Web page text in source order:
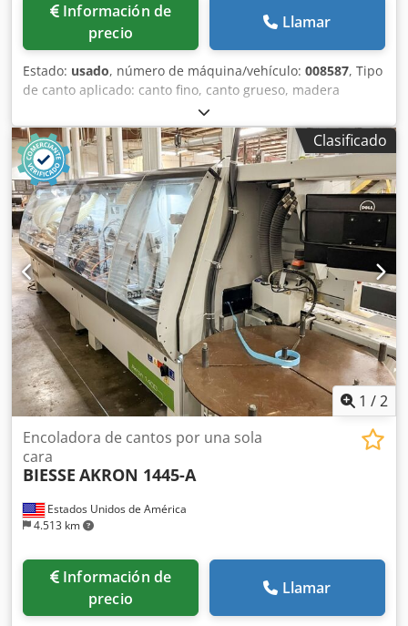
Información de
precio
Llamar
Estado: usado, número de máquina/vehículo: 008587, Tipo
de canto aplicado: canto fino, canto grueso, madera
maciza, chapa Sistema de encolado: EVA, PUR Chsdpfsy In
Dgex Amusa Fresado previo: sí Unidad multifuncional: sí
Unidad de fresado superior: sí Velocidad máxima de
avance: 25 m/min Grosor máximo de tablero: 60 mm
Unidades de trabajo: 8 uds.
Clasificado
1 /2
Estados Unidos de América
4.513 km
Encoladora de cantos por una sola
cara
BIESSE AKRON 1445-A
Información de
precio
Llamar